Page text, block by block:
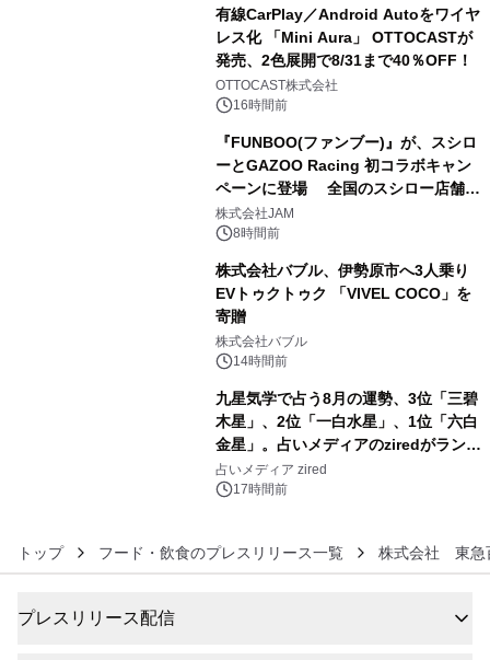
有線CarPlay／Android Autoをワイヤ
レス化 「Mini Aura」 OTTOCASTが
発売、2色展開で8/31まで40％OFF！
OTTOCAST株式会社
16時間前
『FUNBOO(ファンブー)』が、スシロ
ーとGAZOO Racing 初コラボキャン
ペーンに登場 全国のスシロー店舗で
GR 4車種の FUNBOO(ミニカー)付き
メニューが展開されます
株式会社JAM
8時間前
株式会社バブル、伊勢原市へ3人乗り
EVトゥクトゥク 「VIVEL COCO」を
寄贈
株式会社バブル
14時間前
九星気学で占う8月の運勢、3位「三碧
木星」、2位「一白水星」、1位「六白
金星」。占いメディアのziredがランキ
ングを発表
占いメディア zired
17時間前
トップ フード・飲食のプレスリリース一覧 株式会社 東急
プレスリリース配信